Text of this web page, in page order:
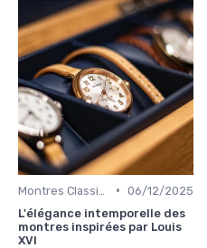
• 06/12/2025
L'élégance intemporelle des
montres inspirées par Louis
XVI